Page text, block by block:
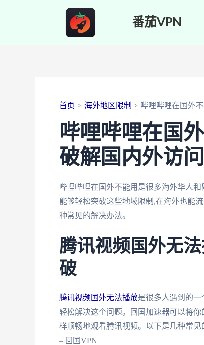
番茄VPN
首页 海外地区限制 哔哩哔哩在国外不
哔哩哔哩在国
破解国内外访
哔哩哔哩在国外不能用是很多海外华人
能够轻松突破这些地域限制,在海外也能
种常见的解决办法。
腾讯视频国外无
破
腾讯视频国外无法播放是很多人遇到的
轻松解决这个问题。回国加速器可以将
样顺畅地观看腾讯视频。以下是几种常
– 回国VPN